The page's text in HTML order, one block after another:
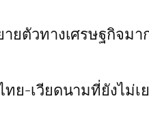
ยตัวทางเศรษฐกิจมา
ย-เวียดนามที่ยังไม่เ